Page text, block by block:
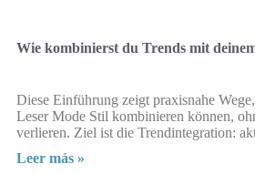
Wie kombinierst du Trends mit
Diese Einführung zeigt praxisnahe
Leser Mode Stil kombinieren können,
verlieren. Ziel ist die Trendintegration:
Leer más »